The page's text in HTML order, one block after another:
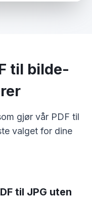
til bilde-
gjør vår PDF til
valget for dine
til JPG uten